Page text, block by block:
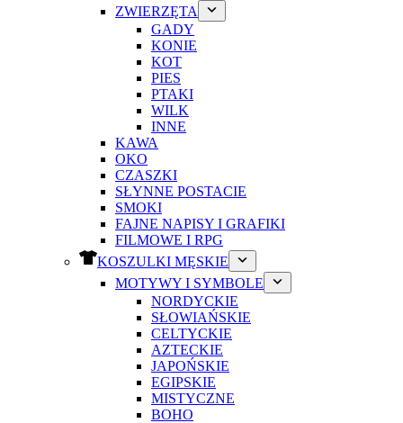
ZWIERZĘTA
GADY
KONIE
KOT
PIES
PTAKI
WILK
INNE
KAWA
OKO
CZASZKI
SŁYNNE POSTACIE
SMOKI
FAJNE NAPISY I GRAFIKI
FILMOWE I RPG
KOSZULKI MĘSKIE
MOTYWY I SYMBOLE
NORDYCKIE
SŁOWIAŃSKIE
CELTYCKIE
AZTECKIE
JAPOŃSKIE
EGIPSKIE
MISTYCZNE
BOHO